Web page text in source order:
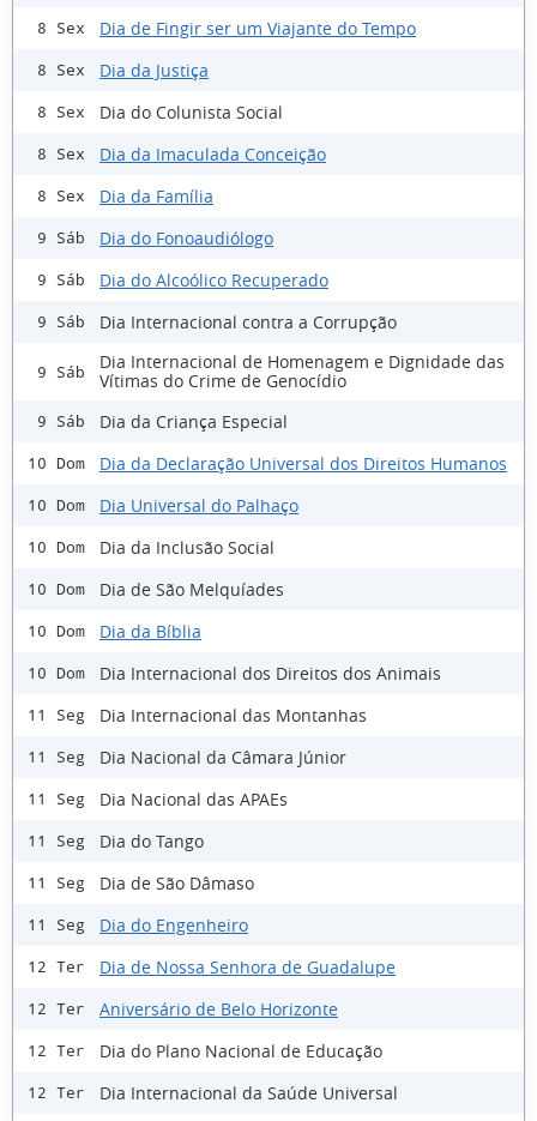
8 Sex Dia de Fingir ser um Viajante do Tempo
8 Sex Dia da Justiça
8 Sex Dia do Colunista Social
8 Sex Dia da Imaculada Conceição
8 Sex Dia da Família
9 Sáb Dia do Fonoaudiólogo
9 Sáb Dia do Alcoólico Recuperado
9 Sáb Dia Internacional contra a Corrupção
9 Sáb
Dia Internacional de Homenagem e Dignidade das
Vítimas do Crime de Genocídio
9 Sáb Dia da Criança Especial
10 Dom Dia da Declaração Universal dos Direitos Humanos
10 Dom Dia Universal do Palhaço
10 Dom Dia da Inclusão Social
10 Dom Dia de São Melquíades
10 Dom Dia da Bíblia
10 Dom Dia Internacional dos Direitos dos Animais
11 Seg Dia Internacional das Montanhas
11 Seg Dia Nacional da Câmara Júnior
11 Seg Dia Nacional das APAEs
11 Seg Dia do Tango
11 Seg Dia de São Dâmaso
11 Seg Dia do Engenheiro
12 Ter Dia de Nossa Senhora de Guadalupe
12 Ter Aniversário de Belo Horizonte
12 Ter Dia do Plano Nacional de Educação
12 Ter Dia Internacional da Saúde Universal